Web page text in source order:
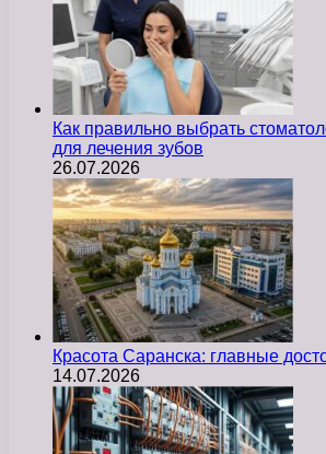
Как правильно выбрать
для лечения зубов
26.07.2026
Красота Саранска: главные
14.07.2026